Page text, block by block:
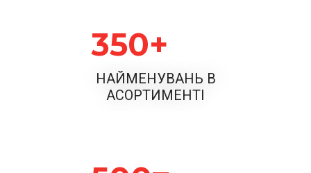
350
НАЙМЕНУВАНЬ В
АСОРТИМЕНТІ